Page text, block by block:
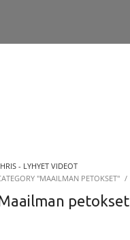
- LYHYET VIDEOT
"MAAILMAN PETOKSET"
petokset